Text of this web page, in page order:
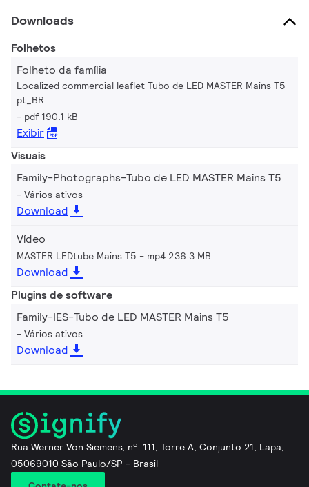
Downloads
Folhetos
Folheto da família
Localized commercial leaflet Tubo de LED MASTER Mains T5
pt_BR
pdf 190.1 kB
Exibir
Visuais
Family-Photographs-Tubo de LED MASTER Mains T5
Vários ativos
Download
Vídeo
MASTER LEDtube Mains T5 mp4 236.3 MB
Download
Plugins de software
Family-IES-Tubo de LED MASTER Mains T5
Vários ativos
Download
Rua Werner Von Siemens, nº. 111, Torre A, Conjunto 21, Lapa,
05069010 São Paulo/SP – Brasil